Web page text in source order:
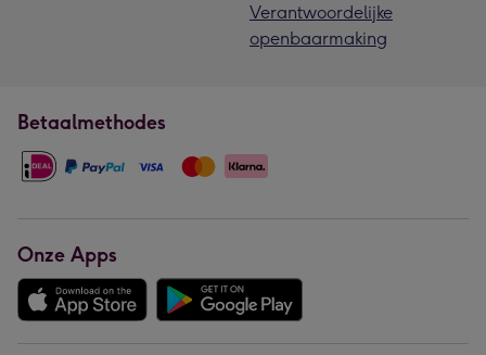
Verantwoordelijke
openbaarmaking
Betaalmethodes
Onze Apps